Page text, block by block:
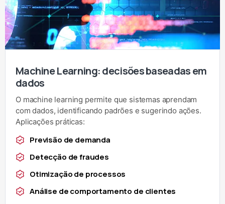
Machine Learning: decisões baseadas em
dados
O machine learning permite que sistemas aprendam
com dados, identificando padrões e sugerindo ações.
Aplicações práticas:
Previsão de demanda
Detecção de fraudes
Otimização de processos
Análise de comportamento de clientes